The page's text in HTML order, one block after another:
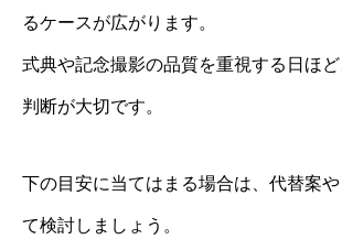
るケースが広がります。
式典や記念撮影の品質を重視する日ほ
判断が大切です。
下の目安に当てはまる場合は、代替案
て検討しましょう。